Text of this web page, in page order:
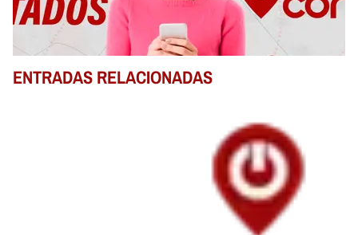
ENTRADAS RELACIONADAS